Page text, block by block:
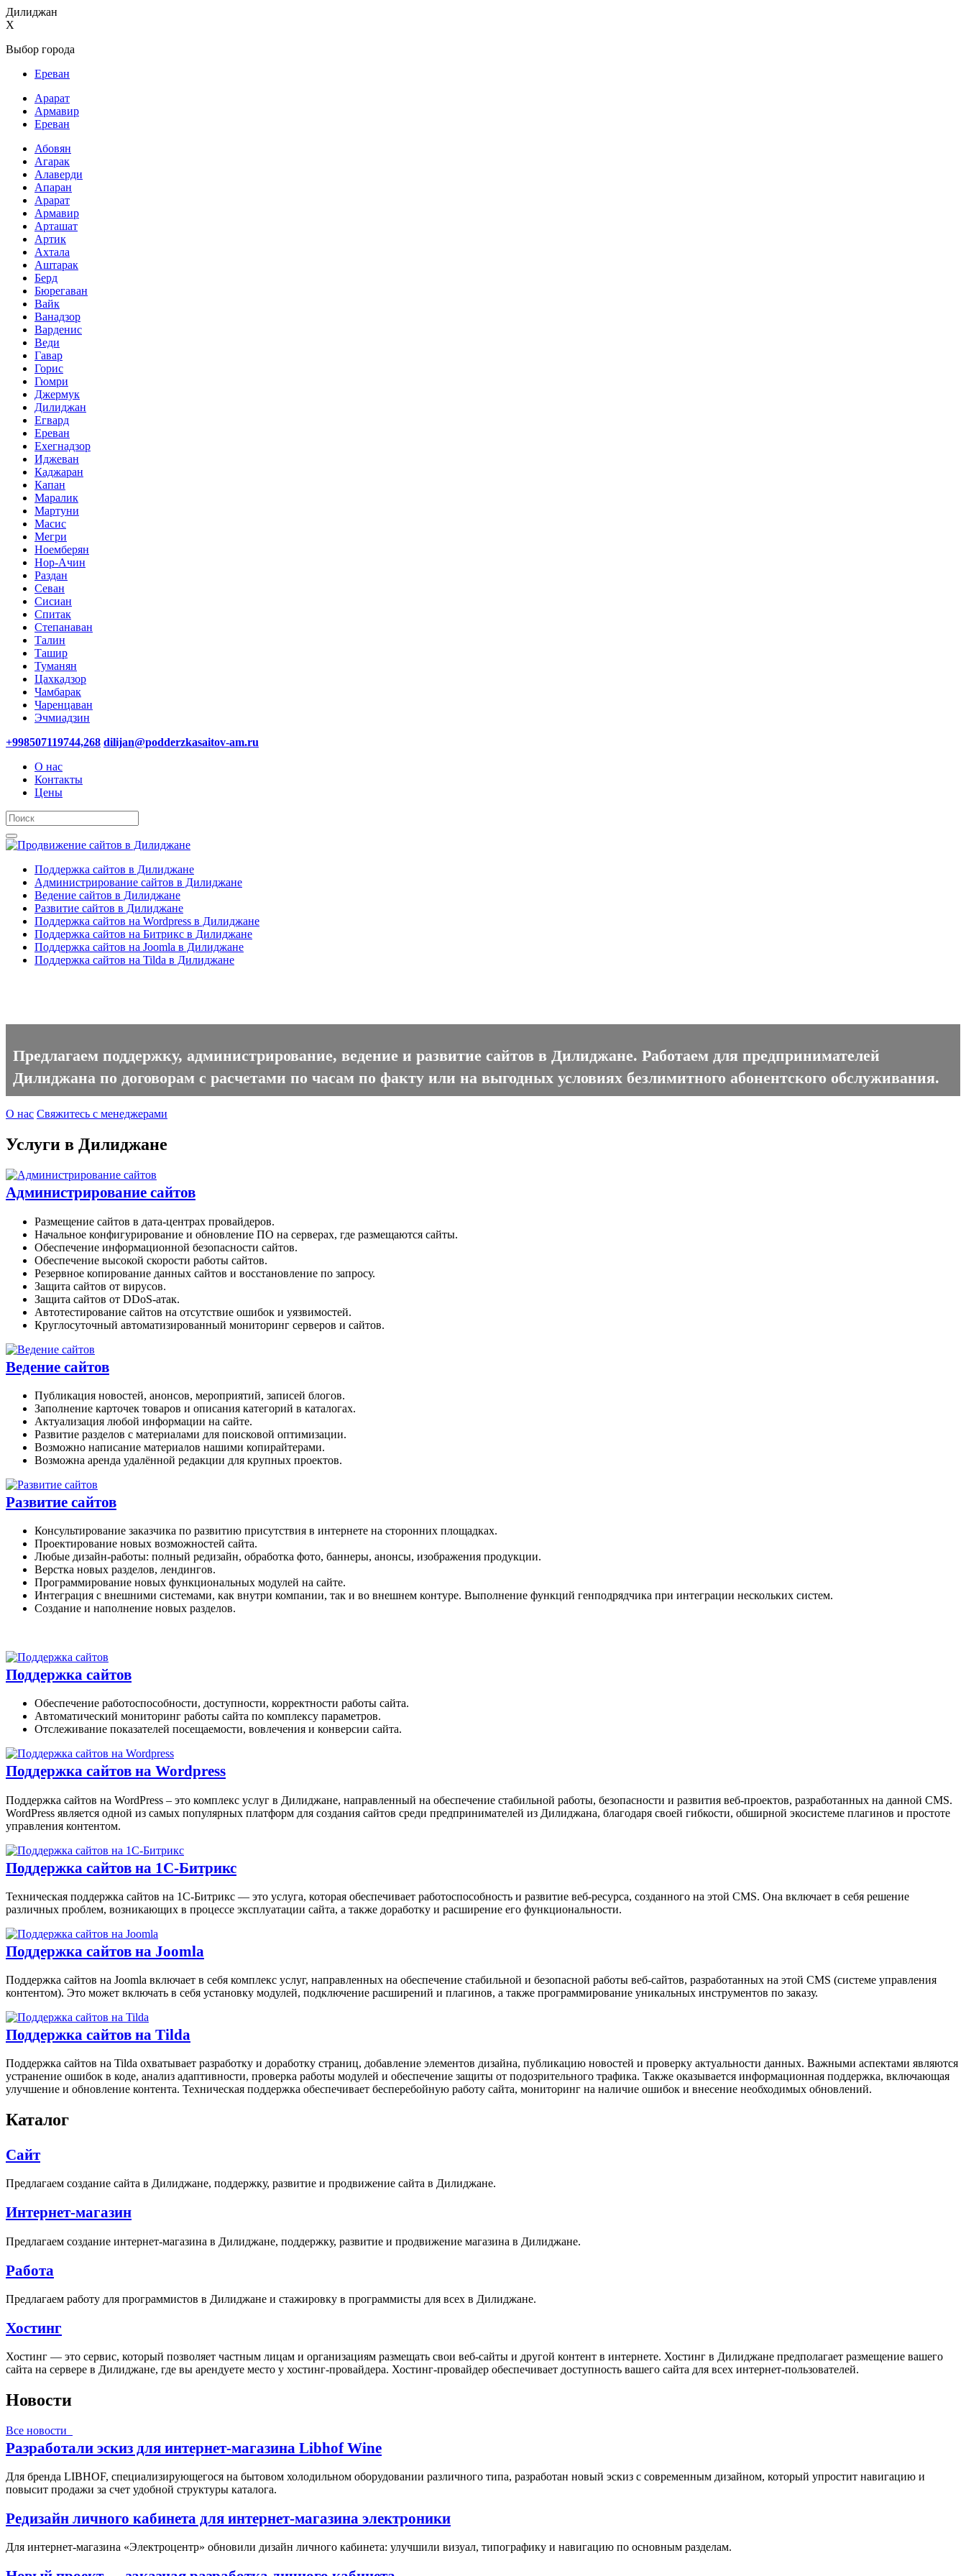
Дилиджан
X
Выбор города
Ереван
Арарат
Армавир
Ереван
Абовян
Агарак
Алаверди
Апаран
Арарат
Армавир
Арташат
Артик
Ахтала
Аштарак
Берд
Бюрегаван
Вайк
Ванадзор
Варденис
Веди
Гавар
Горис
Гюмри
Джермук
Дилиджан
Егвард
Ереван
Ехегнадзор
Иджеван
Каджаран
Капан
Маралик
Мартуни
Масис
Мегри
Ноемберян
Нор-Ачин
Раздан
Севан
Сисиан
Спитак
Степанаван
Талин
Ташир
Туманян
Цахкадзор
Чамбарак
Чаренцаван
Эчмиадзин
+998507119744,268 dilijan@podderzkasaitov-am.ru
О нас
Контакты
Цены
Поддержка сайтов в Дилиджане
Администрирование сайтов в Дилиджане
Ведение сайтов в Дилиджане
Развитие сайтов в Дилиджане
Поддержка сайтов на Wordpress в Дилиджане
Поддержка сайтов на Битрикс в Дилиджане
Поддержка сайтов на Joomla в Дилиджане
Поддержка сайтов на Tilda в Дилиджане
Предлагаем поддержку, администрирование, ведение и развитие сайтов в Дилиджане. Работаем для предпринимателей
Дилиджана по договорам с расчетами по часам по факту или на выгодных условиях безлимитного абонентского обслуживания.
О нас Свяжитесь с менеджерами
Услуги в Дилиджане
Администрирование сайтов
Размещение сайтов в дата-центрах провайдеров.
Начальное конфигурирование и обновление ПО на серверах, где размещаются сайты.
Обеспечение информационной безопасности сайтов.
Обеспечение высокой скорости работы сайтов.
Резервное копирование данных сайтов и восстановление по запросу.
Защита сайтов от вирусов.
Защита сайтов от DDoS-атак.
Автотестирование сайтов на отсутствие ошибок и уязвимостей.
Круглосуточный автоматизированный мониторинг серверов и сайтов.
Ведение сайтов
Публикация новостей, анонсов, мероприятий, записей блогов.
Заполнение карточек товаров и описания категорий в каталогах.
Актуализация любой информации на сайте.
Развитие разделов с материалами для поисковой оптимизации.
Возможно написание материалов нашими копирайтерами.
Возможна аренда удалённой редакции для крупных проектов.
Развитие сайтов
Консультирование заказчика по развитию присутствия в интернете на сторонних площадках.
Проектирование новых возможностей сайта.
Любые дизайн-работы: полный редизайн, обработка фото, баннеры, анонсы, изображения продукции.
Верстка новых разделов, лендингов.
Программирование новых функциональных модулей на сайте.
Интеграция с внешними системами, как внутри компании, так и во внешнем контуре. Выполнение функций генподрядчика при интеграции нескольких систем.
Создание и наполнение новых разделов.
Поддержка сайтов
Обеспечение работоспособности, доступности, корректности работы сайта.
Автоматический мониторинг работы сайта по комплексу параметров.
Отслеживание показателей посещаемости, вовлечения и конверсии сайта.
Поддержка сайтов на Wordpress
Поддержка сайтов на WordPress – это комплекс услуг в Дилиджане, направленный на обеспечение стабильной работы, безопасности и развития веб-проектов, разработанных на данной CMS.
WordPress является одной из самых популярных платформ для создания сайтов cреди предпринимателей из Дилиджана, благодаря своей гибкости, обширной экосистеме плагинов и простоте
управления контентом.
Поддержка сайтов на 1С-Битрикс
Техническая поддержка сайтов на 1С-Битрикс — это услуга, которая обеспечивает работоспособность и развитие веб-ресурса, созданного на этой CMS. Она включает в себя решение
различных проблем, возникающих в процессе эксплуатации сайта, а также доработку и расширение его функциональности.
Поддержка сайтов на Joomla
Поддержка сайтов на Joomla включает в себя комплекс услуг, направленных на обеспечение стабильной и безопасной работы веб-сайтов, разработанных на этой CMS (системе управления
контентом). Это может включать в себя установку модулей, подключение расширений и плагинов, а также программирование уникальных инструментов по заказу.
Поддержка сайтов на Tilda
Поддержка сайтов на Tilda охватывает разработку и доработку страниц, добавление элементов дизайна, публикацию новостей и проверку актуальности данных. Важными аспектами являются
устранение ошибок в коде, анализ адаптивности, проверка работы модулей и обеспечение защиты от подозрительного трафика. Также оказывается информационная поддержка, включающая
улучшение и обновление контента. Техническая поддержка обеспечивает бесперебойную работу сайта, мониторинг на наличие ошибок и внесение необходимых обновлений.
Каталог
Сайт
Предлагаем создание сайта в Дилиджане, поддержку, развитие и продвижение сайта в Дилиджане.
Интернет-магазин
Предлагаем создание интернет-магазина в Дилиджане, поддержку, развитие и продвижение магазина в Дилиджане.
Работа
Предлагаем работу для программистов в Дилиджане и стажировку в программисты для всех в Дилиджане.
Хостинг
Хостинг — это сервис, который позволяет частным лицам и организациям размещать свои веб-сайты и другой контент в интернете. Хостинг в Дилиджане предполагает размещение вашего
сайта на сервере в Дилиджане, где вы арендуете место у хостинг-провайдера. Хостинг-провайдер обеспечивает доступность вашего сайта для всех интернет-пользователей.
Новости
Все новости
Разработали эскиз для интернет-магазина Libhof Wine
Для бренда LIBHOF, специализирующегося на бытовом холодильном оборудовании различного типа, разработан новый эскиз с современным дизайном, который упростит навигацию и
повысит продажи за счет удобной структуры каталога.
Редизайн личного кабинета для интернет-магазина электроники
Для интернет-магазина «Электроцентр» обновили дизайн личного кабинета: улучшили визуал, типографику и навигацию по основным разделам.